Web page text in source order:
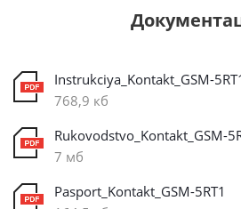
Instrukciya_Kontakt_GSM-
768,9 кб
Rukovodstvo_Kontakt_GSM-
7 мб
Pasport_Kontakt_GSM-5RT1